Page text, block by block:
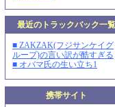
最近のトラックバック一覧
■ ZAKZAK(フジサンケイグ
ループ)の言い訳が酷すぎる
■ オバマ氏の生い立ち1
携帯サイト